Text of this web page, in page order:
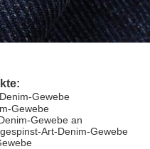
Gewebe
Gewebe
Gewebe an
Art-Denim-Gewebe